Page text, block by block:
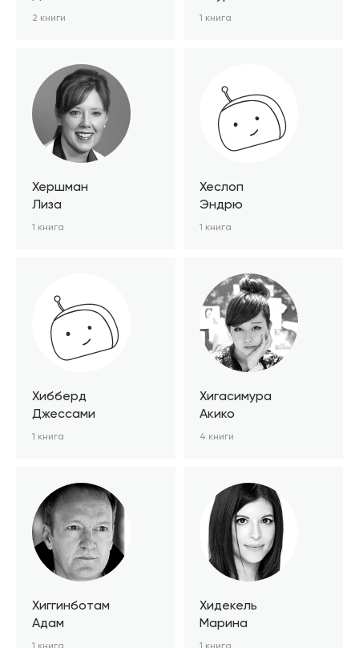
2 книги 1 книга
Хершман
Лиза
1 книга
Хеслоп
Эндрю
1 книга
Хибберд
Джессами
1 книга
Хигасимура
Акико
4 книги
Хиггинботам
Адам
Хидекель
Марина